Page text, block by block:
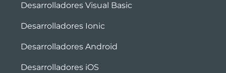
Desarrolladores Visual Basic
Desarrolladores Ionic
Desarrolladores Android
Desarrolladores iOS